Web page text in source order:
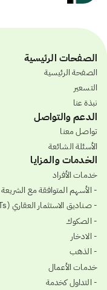
الصفحات الرئيسية
الصفحة الرئيسية
التسعير
نبذة عنا
الدعم والتواصل
تواصل معنا
الأسئلة الشائعة
الخدمات والمزايا
خدمات الأفراد
- الأسهم المتوافقة مع الشريعة
- صناديق الاستثمار العقاري (REITs)
- الصكوك
- الادخار
- الذهب
خدمات الأعمال
- التداول كخدمة